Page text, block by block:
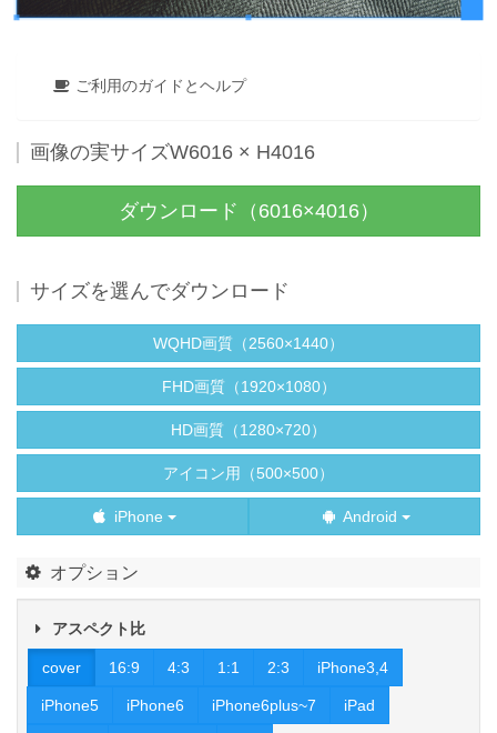
ご利用のガイドとヘルプ
画像の実サイズW6016 × H4016
ダウンロード（6016×4016）
サイズを選んでダウンロード
WQHD画質（2560×1440）
FHD画質（1920×1080）
HD画質（1280×720）
アイコン用（500×500）
iPhone Android
オプション
アスペクト比
cover 16:9 4:3 1:1 2:3 iPhone3,4
iPhone5 iPhone6 iPhone6plus~7 iPad